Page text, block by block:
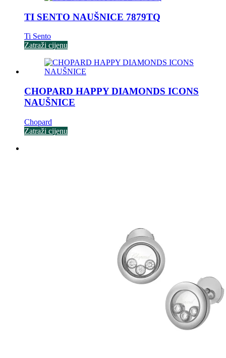
TI SENTO NAUŠNICE 7879TQ
Ti Sento
Zatraži cijenu
CHOPARD HAPPY DIAMONDS ICONS
NAUŠNICE
Chopard
Zatraži cijenu